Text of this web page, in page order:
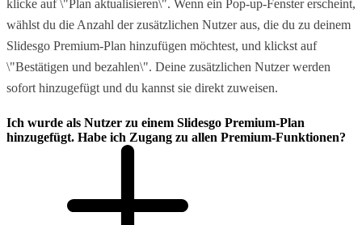
klicke auf \"Plan aktualisieren\". Wenn ein Pop-up-Fenster erscheint,
wählst du die Anzahl der zusätzlichen Nutzer aus, die du zu deinem
Slidesgo Premium-Plan hinzufügen möchtest, und klickst auf
\"Bestätigen und bezahlen\". Deine zusätzlichen Nutzer werden
sofort hinzugefügt und du kannst sie direkt zuweisen.
Ich wurde als Nutzer zu einem Slidesgo Premium-Plan
hinzugefügt. Habe ich Zugang zu allen Premium-Funktionen?